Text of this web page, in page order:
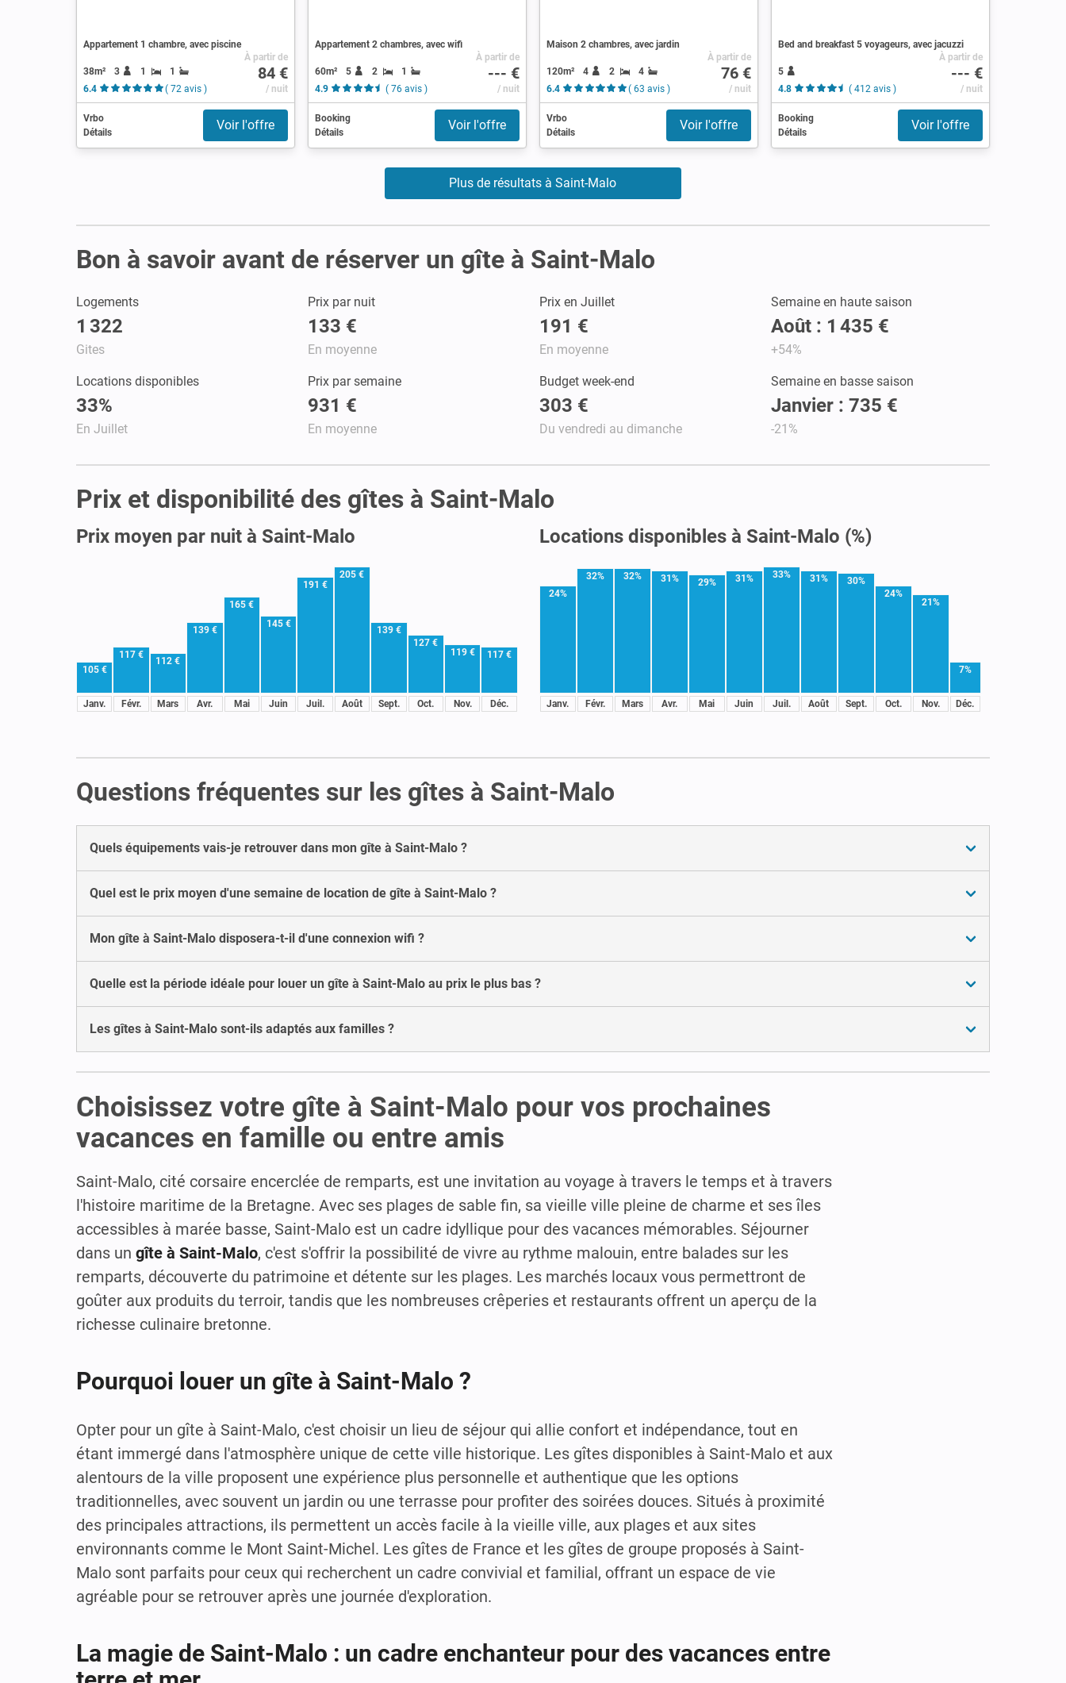
Appartement 1 chambre, avec piscine
38m² 3 1
1
6.4
( 72 avis )
À partir de
84 €
/ nuit
Vrbo
Détails
Voir l'offre
Appartement 2 chambres, avec wifi
60m² 5 2
1
4.9
( 76 avis )
À partir de
--- €
/ nuit
Booking
Détails
Voir l'offre
Maison 2 chambres, avec jardin
120m² 4 2
4
6.4
( 63 avis )
À partir de
76 €
/ nuit
Vrbo
Détails
Voir l'offre
Bed and breakfast 5 voyageurs, avec jacuzzi
5
4.8
( 412 avis )
À partir de
--- €
/ nuit
Booking
Détails
Voir l'offre
Plus de résultats à Saint-Malo
Bon à savoir avant de réserver un gîte à Saint-Malo
Logements
1 322
Gites
Prix par nuit
133 €
En moyenne
Prix en Juillet
191 €
En moyenne
Semaine en haute saison
Août : 1 435 €
+54%
Locations disponibles
33%
En Juillet
Prix par semaine
931 €
En moyenne
Budget week-end
303 €
Du vendredi au dimanche
Semaine en basse saison
Janvier : 735 €
-21%
Prix et disponibilité des gîtes à Saint-Malo
Prix moyen par nuit à Saint-Malo
105 €
Janv.
117 €
Févr.
112 €
Mars
139 €
Avr.
165 €
Mai
145 €
Juin
191 €
Juil.
205 €
Août
139 €
Sept.
127 €
Oct.
119 €
Nov.
117 €
Déc.
Locations disponibles à Saint-Malo (%)
24%
Janv.
32%
Févr.
32%
Mars
31%
Avr.
29%
Mai
31%
Juin
33%
Juil.
31%
Août
30%
Sept.
24%
Oct.
21%
Nov.
7%
Déc.
Questions fréquentes sur les gîtes à Saint-Malo
Quels équipements vais-je retrouver dans mon gîte à Saint-Malo ?
Quel est le prix moyen d'une semaine de location de gîte à Saint-Malo ?
Mon gîte à Saint-Malo disposera-t-il d'une connexion wifi ?
Quelle est la période idéale pour louer un gîte à Saint-Malo au prix le plus bas ?
Les gîtes à Saint-Malo sont-ils adaptés aux familles ?
Choisissez votre gîte à Saint-Malo pour vos prochaines
vacances en famille ou entre amis
Saint-Malo, cité corsaire encerclée de remparts, est une invitation au voyage à travers le temps et à travers
l'histoire maritime de la Bretagne. Avec ses plages de sable fin, sa vieille ville pleine de charme et ses îles
accessibles à marée basse, Saint-Malo est un cadre idyllique pour des vacances mémorables. Séjourner
dans un gîte à Saint-Malo, c'est s'offrir la possibilité de vivre au rythme malouin, entre balades sur les
remparts, découverte du patrimoine et détente sur les plages. Les marchés locaux vous permettront de
goûter aux produits du terroir, tandis que les nombreuses crêperies et restaurants offrent un aperçu de la
richesse culinaire bretonne.
Pourquoi louer un gîte à Saint-Malo ?
Opter pour un gîte à Saint-Malo, c'est choisir un lieu de séjour qui allie confort et indépendance, tout en
étant immergé dans l'atmosphère unique de cette ville historique. Les gîtes disponibles à Saint-Malo et aux
alentours de la ville proposent une expérience plus personnelle et authentique que les options
traditionnelles, avec souvent un jardin ou une terrasse pour profiter des soirées douces. Situés à proximité
des principales attractions, ils permettent un accès facile à la vieille ville, aux plages et aux sites
environnants comme le Mont Saint-Michel. Les gîtes de France et les gîtes de groupe proposés à Saint-
Malo sont parfaits pour ceux qui recherchent un cadre convivial et familial, offrant un espace de vie
agréable pour se retrouver après une journée d'exploration.
La magie de Saint-Malo : un cadre enchanteur pour des vacances entre